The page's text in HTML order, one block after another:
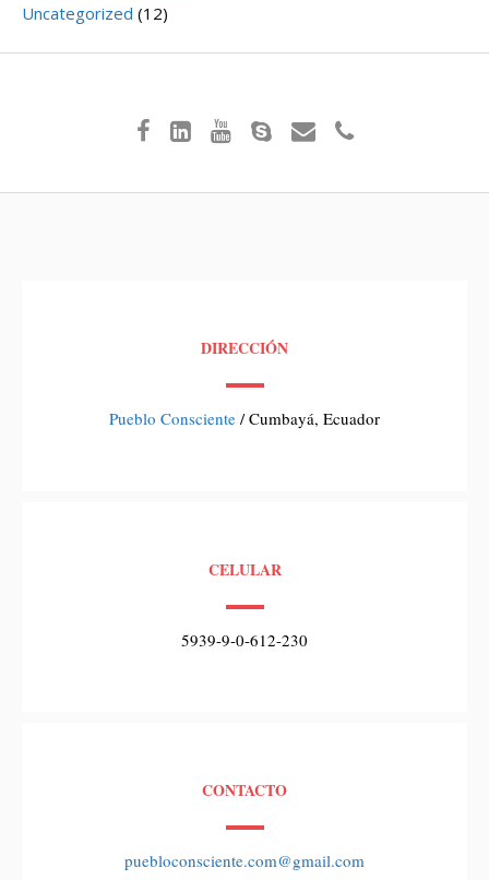
Uncategorized (12)
DIRECCIÓN
Pueblo Consciente / Cumbayá, Ecuador
CELULAR
5939-9-0-612-230
CONTACTO
puebloconsciente.com@gmail.com